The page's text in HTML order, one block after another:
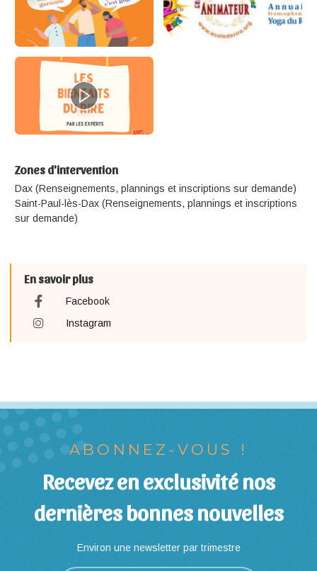
Zones d'intervention
Dax (Renseignements, plannings et inscriptions sur demande)
Saint-Paul-lès-Dax (Renseignements, plannings et inscriptions
sur demande)
En savoir plus
Facebook
Instagram
ABONNEZ-VOUS !
Recevez en exclusivité nos
dernières bonnes nouvelles
Environ une newsletter par trimestre